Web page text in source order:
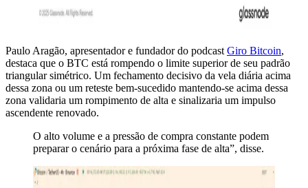
Paulo Aragão, apresentador e fundador do podcast Giro Bitcoin,
destaca que o BTC está rompendo o limite superior de seu padrão
triangular simétrico. Um fechamento decisivo da vela diária acima
dessa zona ou um reteste bem-sucedido mantendo-se acima dessa
zona validaria um rompimento de alta e sinalizaria um impulso
ascendente renovado.
O alto volume e a pressão de compra constante podem
preparar o cenário para a próxima fase de alta”, disse.